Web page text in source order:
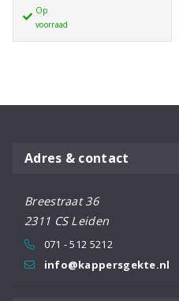
Op
voorraad
Adres & contact
Breestraat 36
2311 CS Leiden
071 - 512 5212
info@kappersgekte.nl